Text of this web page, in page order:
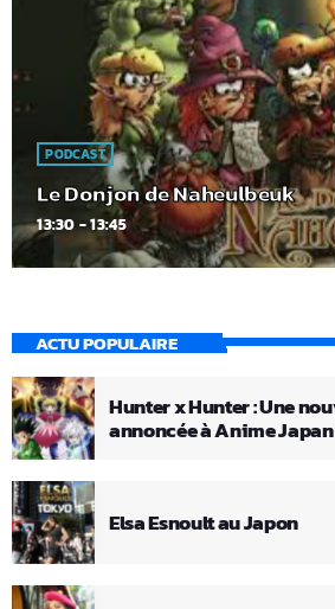
PODCAST
Le Donjon de Naheulbeuk
13:30 - 13:45
ACTU POPULAIRE
Hunter x Hunter : Une
annoncée à Anime
Elsa Esnoult au Japon